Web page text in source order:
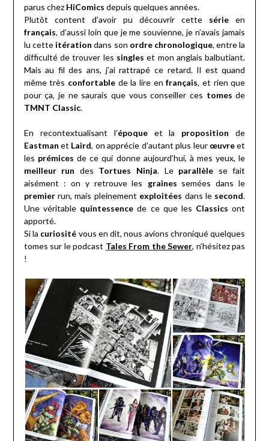
parus chez HiComics depuis quelques années.
Plutôt content d’avoir pu découvrir cette série en
français, d’aussi loin que je me souvienne, je n’avais jamais
lu cette itération dans son ordre chronologique, entre la
difficulté de trouver les singles et mon anglais balbutiant.
Mais au fil des ans, j’ai rattrapé ce retard. Il est quand
même très confortablede la lire enfrançais, et rien que
pour ça, je ne saurais que vous conseiller ces tomes de
TMNT Classic.
En recontextualisant l’époqueet la proposition de
Eastman et Laird, on apprécie d’autant plus leur œuvreet
les prémices de ce qui donne aujourd’hui, à mes yeux, le
meilleur run des Tortues Ninja. Le parallèle se fait
aisément : on y retrouve les graines semées dans le
premierrun, mais pleinement exploitées dans le second.
Une véritable quintessence de ce que les Classics ont
apporté.
Si la curiosité vous en dit, nous avions chroniqué quelques
tomes sur le podcast Tales From the Sewer, n’hésitez pas
!